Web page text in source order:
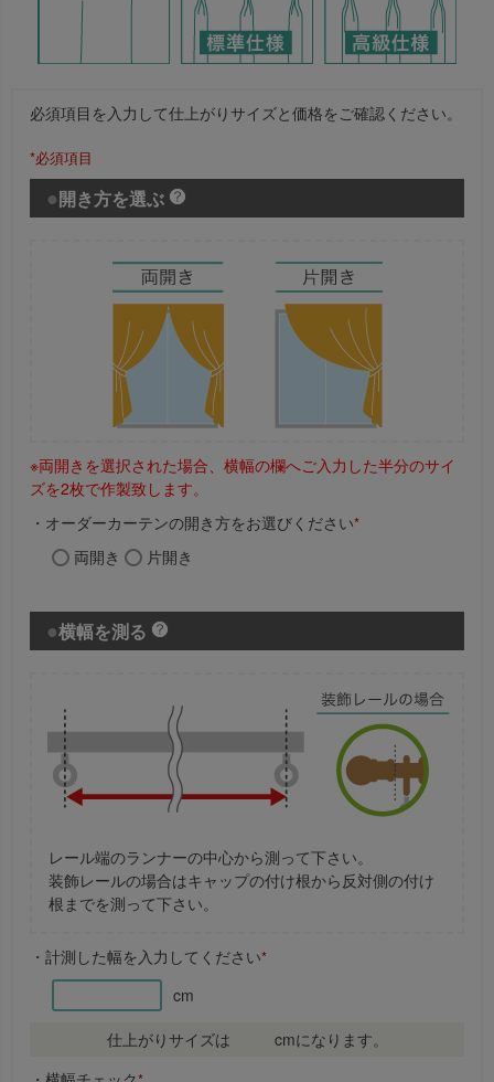
必須項目を入力して仕上がりサイズと価格をご確認ください。
*必須項目
開き方を選ぶ
※両開きを選択された場合、横幅の欄へご入力した半分のサイ
ズを2枚で作製致します。
・オーダーカーテンの開き方をお選びください*
両開き 片開き
横幅を測る
レール端のランナーの中心から測って下さい。
装飾レールの場合はキャップの付け根から反対側の付け
根までを測って下さい。
・計測した幅を入力してください*
cm
仕上がりサイズは
cmになります。